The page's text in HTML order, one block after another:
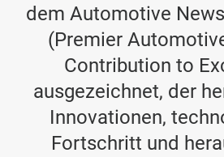
dem Automotive
(Premier
Contribution to
ausgezeichnet, der
Innovationen,
Fortschritt und